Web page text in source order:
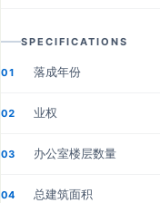
SPECIFICATIONS
01 落成年份
02 业权
03 办公室楼层数量
04 总建筑面积